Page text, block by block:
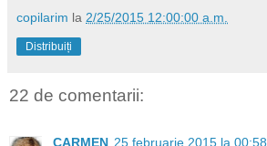
copilarim la 2/25/2015 12:00:00 a.m.
Distribuiți
22 de comentarii:
CARMEN 25 februarie 2015 la 00:58